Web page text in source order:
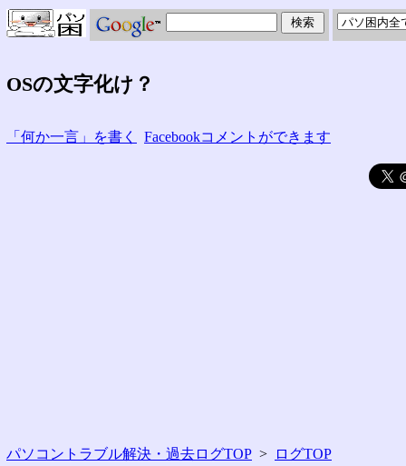
OSの文字化け？
「何か一言」を書く Facebookコメントができます
パソコントラブル解決・過去ログTOP > ログTOP